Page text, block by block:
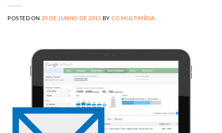
POSTED ON 29 DE JUNHO DE 2015 BY CG MULTIMÍDIA